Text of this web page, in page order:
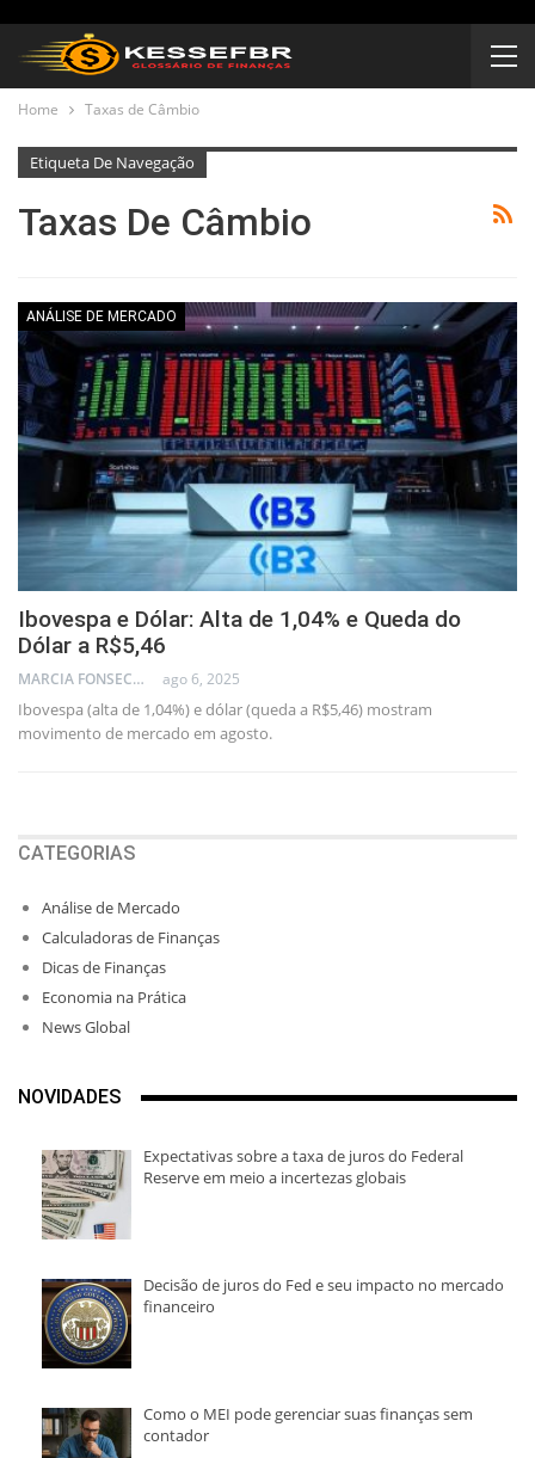
Home Taxas de Câmbio
Etiqueta De Navegação
Taxas De Câmbio
ANÁLISE DE MERCADO
Ibovespa e Dólar: Alta de 1,04% e Queda do
Dólar a R$5,46
MARCIA FONSECA - FINANCIAL CONSULTANT ago 6, 2025
Ibovespa (alta de 1,04%) e dólar (queda a R$5,46) mostram
movimento de mercado em agosto.
CATEGORIAS
Análise de Mercado
Calculadoras de Finanças
Dicas de Finanças
Economia na Prática
News Global
NOVIDADES
Expectativas sobre a taxa de juros do Federal
Reserve em meio a incertezas globais
Decisão de juros do Fed e seu impacto no mercado
financeiro
Como o MEI pode gerenciar suas finanças sem
contador